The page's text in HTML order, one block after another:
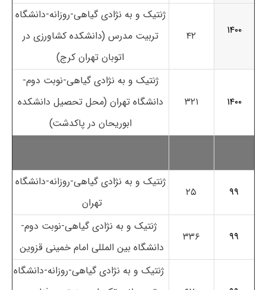
۱۴۰۰ ۴۲
ژنتیک و به نژادی گیاهی-روزانه-دانشگاه
تربیت مدرس (دانشکده کشاورزی در
اتوبان تهران کرج)
۱۴۰۰ ۳۲۱
ژنتیک و به نژادی گیاهی-نوبت دوم-
دانشگاه تهران (محل تحصیل دانشکده
ابوریحان در پاکدشت)
۹۹ ۲۵
ژنتیک و به نژادی گیاهی-روزانه-دانشگاه
تهران
۹۹ ۳۳۶
ژنتیک و به نژادی گیاهی-نوبت دوم-
دانشگاه بین المللی امام خمینی قزوین
ژنتیک و به نژادی گیاهی-روزانه-دانشگاه